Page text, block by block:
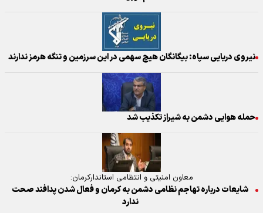
نیروی دریایی سپاه: بیگانگان هیچ سهمی در این سرزمین و تنگه هرمز ندارند
حمله هوایی دشمن به شیراز تکذیب شد
معاون امنیتی و انتظامی استاندارکرمان:
شایعات درباره تهاجم نظامی دشمن به کرمان و فعال شدن پدافند صحت
ندارد